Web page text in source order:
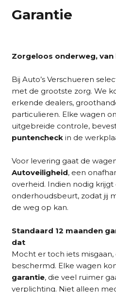
Garantie
Zorgeloos onderweg,
Bij Auto’s Verschueren
met de grootste zorg. We
erkende dealers,
particulieren. Elke wagen
uitgebreide controle,
puntencheck in de
Voor levering gaat de
Autoveiligheid, een
overheid. Indien nodig
onderhoudsbeurt, zodat jij
de weg op kan.
Standaard 12 maanden
dat
Mocht er toch iets
beschermd. Elke wagen
garantie, die veel ruimer
verplichting. Niet alleen